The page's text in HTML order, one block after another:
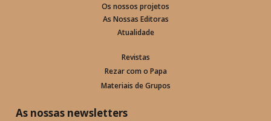
Os nossos projetos
As Nossas Editoras
Atualidade
Revistas
Rezar com o Papa
Materiais de Grupos
As nossas newsletters